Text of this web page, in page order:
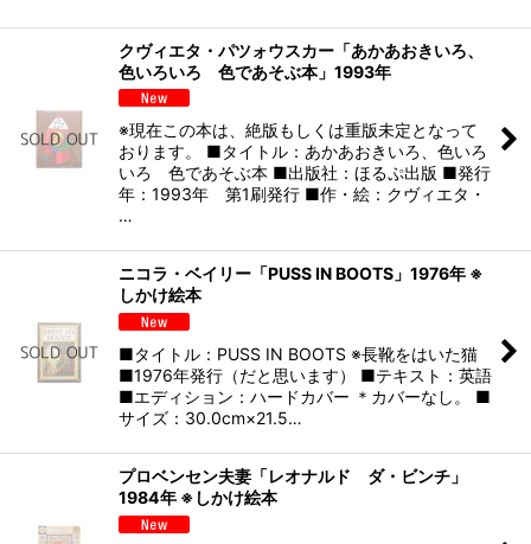
クヴィエタ・パツォウスカー「あかあおきいろ、
色いろいろ 色であそぶ本」1993年
※現在この本は、絶版もしくは重版未定となって
おります。 ■タイトル：あかあおきいろ、色いろ
いろ 色であそぶ本 ■出版社：ほるぷ出版 ■発行
年：1993年 第1刷発行 ■作・絵：クヴィエタ・
…
ニコラ・ベイリー「PUSS IN BOOTS」1976年 ※
しかけ絵本
■タイトル：PUSS IN BOOTS ※長靴をはいた猫
■1976年発行（だと思います） ■テキスト：英語
■エディション：ハードカバー ＊カバーなし。 ■
サイズ：30.0cm×21.5…
プロベンセン夫妻「レオナルド ダ・ビンチ」
1984年 ※しかけ絵本